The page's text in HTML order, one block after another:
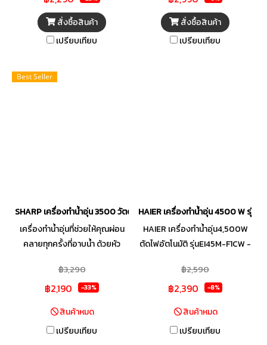
เกรดไม่ลามติดไฟ พร้อมดีไซน์
กะทัดรัด บางเฉียบ และเรียบหรู
เพิ่มสีเมทัลลิกพิเศษให้ความ
ให้เข้ากับการตกแต่งภายในห้องน้ำ
สั่งซื้อสินค้า
เปรียบเทียบ
ปรับการกระจายสายน้ำได้ 5 รูป
แบบ ตัวเครื่องทำจากวัสดุพิเศษ
แข็งแรงไม่ติดไฟ ปลอดภัยด้วย
สั่งซื้อสินค้า
เปรียบเทียบ
Best Seller
SHARP เครื่องทำน้ำอุ่น 3500 วัตต์ รุ่น WH-B55
เครื่องทำน้ำอุ่นที่ช่วยให้คุณผ่อน
คลายทุกครั้งที่อาบน้ำ ด้วยหัว
แบบนุ่มนวลหรือสายน้ำที่ช่วยผ่อน
คลายกล้ามเนื้อ อาบน้ำอุณหภูมิ
ระบบสวิตช์นิรภัย ELB Checker
เครื่องกะทัดรัดเหมาะสำหรับ
฿3,290
฿2,190 -33%
สินค้าหมด
เปรียบเทียบ
HAIER เครื่องทำน้ำอุ่น 4500 W รุ่น
HAIER เครื่องทำน้ำอุ่น4,500W
ตัดไฟอัตโนมัติ รุ่นEI45M-F1CW -
มาตรฐานเกรดกันน้ำ : IP25 -
ขนาดเครื่อง 21.0 x 35.0 x 7.8
สี ขาว-เทา - อุณหภูมิน้ำออก
สูงสุด 50 องศาเซลเซียส - ระบบ
฿2,590
฿2,390 -8%
สินค้าหมด
เปรียบเทียบ